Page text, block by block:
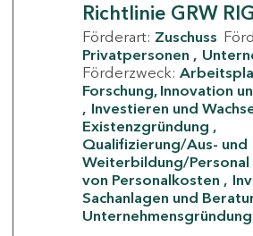
Richtlinie GRW
Förderart: Zuschuss
Privatpersonen
Förderzweck:
Forschung, Innovation
Investieren und
Existenzgründung
Qualifizierung/Aus- und
Weiterbildung/Personal
von Personalkosten
Sachanlagen und
Unternehmensgründung